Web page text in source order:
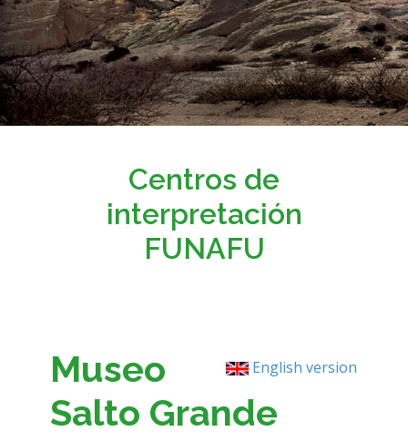
Centros de
interpretación
FUNAFU
English version
Museo
Salto Grande